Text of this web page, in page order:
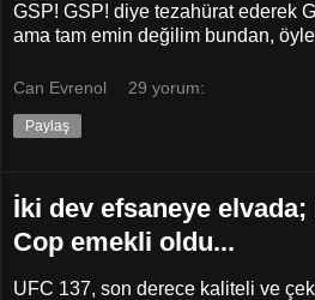
GSP! GSP! diye tezahürat ederek
ama tam emin değilim bundan,
Can Evrenol 29 yorum:
Paylaş
İki dev efsaneye
Cop emekli oldu...
UFC 137, son derece kaliteli ve